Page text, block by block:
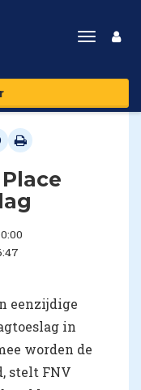
Toggle
eenzijdige
in
worden de
stelt FNV